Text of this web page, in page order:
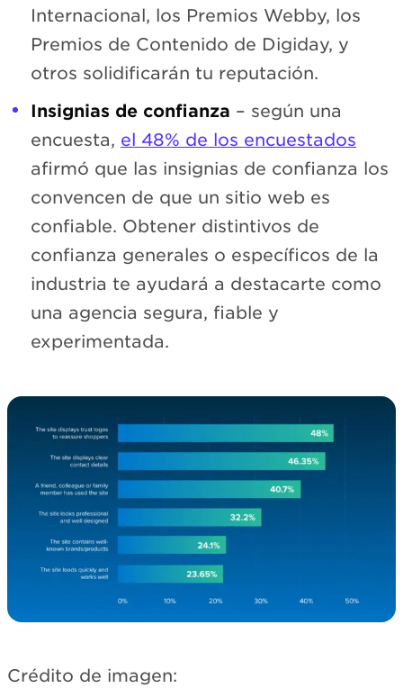
Internacional, los Premios Webby, los
Premios de Contenido de Digiday, y
otros solidificarán tu reputación.
Insignias de confianza – según una
encuesta, el 48% de los encuestados
afirmó que las insignias de confianza los
convencen de que un sitio web es
confiable. Obtener distintivos de
confianza generales o específicos de la
industria te ayudará a destacarte como
una agencia segura, fiable y
experimentada.
Crédito de imagen: